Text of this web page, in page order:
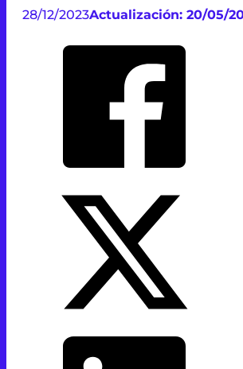
28/12/2023Actualización: 20/05/